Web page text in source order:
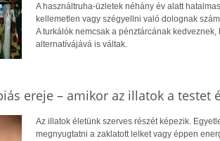
A használtruha-üzletek néhány év alatt
kellemetlen vagy szégyellni való dolognak
A turkálók nemcsak a pénztárcának
alternatívájává is váltak.
ereje – amikor az illatok a testet
Az illatok életünk szerves részét képezik.
megnyugtatni a zaklatott lelket vagy éppen